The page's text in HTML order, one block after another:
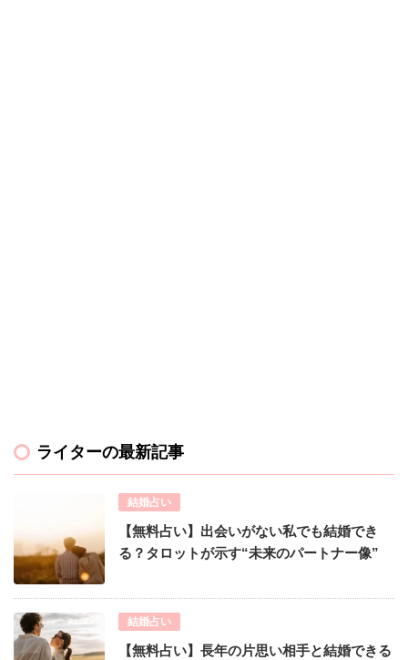
ライターの最新記事
結婚占い
【無料占い】出会いがない私でも結婚でき
る？タロットが示す“未来のパートナー像”
結婚占い
【無料占い】長年の片思い相手と結婚できる